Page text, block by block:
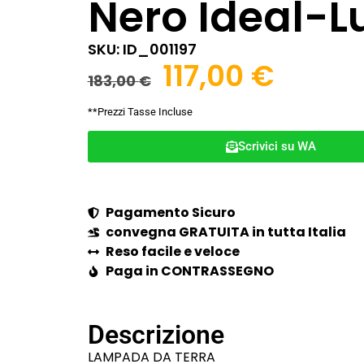
Nero Ideal-
SKU: ID_001197
183,00€ 117,00 €
**Prezzi Tasse Incluse
Scrivici su WA
Pagamento Sicuro
convegna GRATUITA in tutta Italia
Reso facile e veloce
Paga in CONTRASSEGNO
Descrizione
LAMPADA DA TERRA